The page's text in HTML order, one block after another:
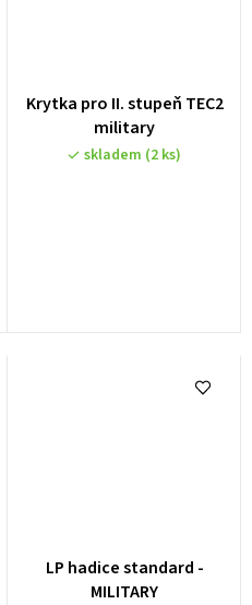
Krytka pro II. stupeň TEC2
military
skladem (2 ks)
LP hadice standard -
MILITARY